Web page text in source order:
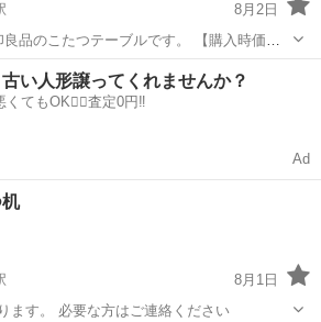
8月2日
品のこたつテーブルです。 【購入時価
幅：84cm、奥行き：84cm、高さ：35cm
型番】MJ-KSF840B/N 【傷などの状態】天
駅 テーブル
古い人形譲ってくれませんか？
くてもOK🙆‍♀️査定0円‼️
Ad
8月1日
ます。 必要な方はご連絡ください